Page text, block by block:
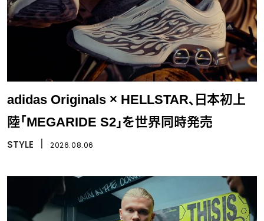
adidas Originals × HELLSTAR、日本初上
陸「MEGARIDE S2」を世界同時発売
STYLE 2026.08.06